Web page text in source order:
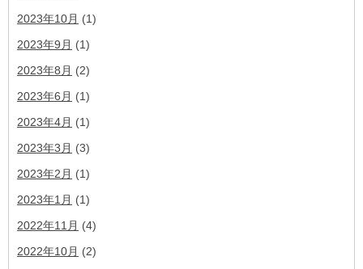
2023年10月 (1)
2023年9月 (1)
2023年8月 (2)
2023年6月 (1)
2023年4月 (1)
2023年3月 (3)
2023年2月 (1)
2023年1月 (1)
2022年11月 (4)
2022年10月 (2)